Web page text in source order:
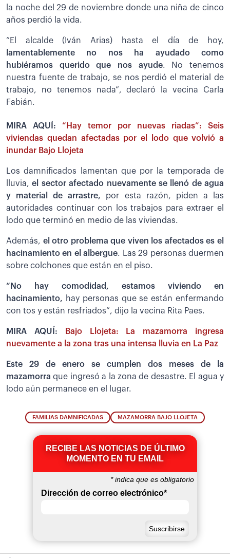
la noche del 29 de noviembre donde una niña de cinco
años perdió la vida.
“El alcalde (Iván Arias) hasta el día de hoy,
lamentablemente no nos ha ayudado como
hubiéramos querido que nos ayude. No tenemos
nuestra fuente de trabajo, se nos perdió el material de
trabajo, no tenemos nada”, declaró la vecina Carla
Fabián.
MIRA AQUÍ: “Hay temor por nuevas riadas”: Seis
viviendas quedan afectadas por el lodo que volvió a
inundar Bajo Llojeta
Los damnificados lamentan que por la temporada de
lluvia, el sector afectado nuevamente se llenó de agua
y material de arrastre, por esta razón, piden a las
autoridades continuar con los trabajos para extraer el
lodo que terminó en medio de las viviendas.
Además, el otro problema que viven los afectados es el
hacinamiento en el albergue. Las 29 personas duermen
sobre colchones que están en el piso.
“No hay comodidad, estamos viviendo en
hacinamiento, hay personas que se están enfermando
con tos y están resfriados”, dijo la vecina Rita Paes.
MIRA AQUÍ:
Bajo Llojeta: La mazamorra ingresa
nuevamente a la zona tras una intensa lluvia en La Paz
Este 29 de enero se cumplen dos meses de la
mazamorra que ingresó a la zona de desastre. El agua y
lodo aún permanece en el lugar.
FAMILIAS DAMNIFICADAS MAZAMORRA BAJO LLOJETA
RECIBE LAS NOTICIAS DE ÚLTIMO
MOMENTO EN TU EMAIL
*indica que es obligatorio
Dirección de correo electrónico*